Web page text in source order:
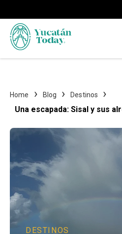
Home Blog Destinos
Una escapada: Sisal y sus
DESTINOS